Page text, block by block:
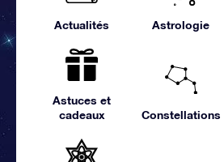
Actualités Astrologie
Astuces et
cadeaux
Constellations